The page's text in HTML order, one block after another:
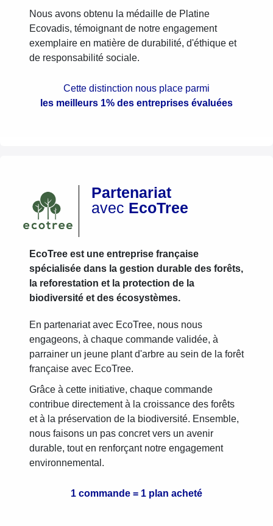
Nous avons obtenu la médaille de Platine
Ecovadis, témoignant de notre engagement
exemplaire en matière de durabilité, d'éthique et
de responsabilité sociale.
Cette distinction nous place parmi
les meilleurs 1% des entreprises évaluées
Partenariat
avec EcoTree
EcoTree est une entreprise française
spécialisée dans la gestion durable des forêts,
la reforestation et la protection de la
biodiversité et des écosystèmes.
En partenariat avec EcoTree, nous nous
engageons, à chaque commande validée, à
parrainer un jeune plant d'arbre au sein de la forêt
française avec EcoTree.
Grâce à cette initiative, chaque commande
contribue directement à la croissance des forêts
et à la préservation de la biodiversité. Ensemble,
nous faisons un pas concret vers un avenir
durable, tout en renforçant notre engagement
environnemental.
1 commande = 1 plan acheté